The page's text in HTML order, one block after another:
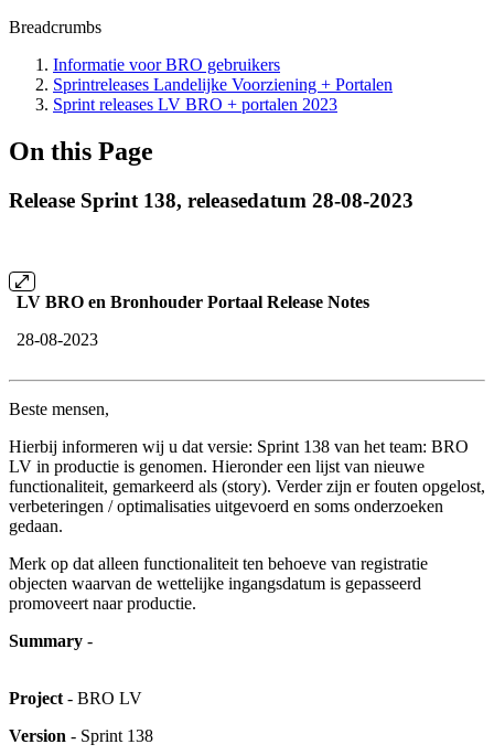
Breadcrumbs
Informatie voor BRO gebruikers
Sprintreleases Landelijke Voorziening + Portalen
Sprint releases LV BRO + portalen 2023
On this Page
Release Sprint 138, releasedatum 28-08-2023
LV BRO en Bronhouder Portaal Release Notes
28-08-2023
Beste mensen,
Hierbij informeren wij u dat versie: Sprint 138 van het team: BRO
LV in productie is genomen. Hieronder een lijst van nieuwe
functionaliteit, gemarkeerd als (story). Verder zijn er fouten opgelost,
verbeteringen / optimalisaties uitgevoerd en soms onderzoeken
gedaan.
Merk op dat alleen functionaliteit ten behoeve van registratie
objecten waarvan de wettelijke ingangsdatum is gepasseerd
promoveert naar productie.
Summary -
Project - BRO LV
Version - Sprint 138